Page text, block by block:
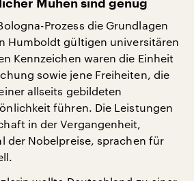
Mühen sind genug
Prozess die Grundlagen
Humboldt gültigen universitären
Kennzeichen waren die Einheit
sowie jene Freiheiten, die
allseits gebildeten
führen. Die Leistungen
in der Vergangenheit,
der Nobelpreise, sprachen für